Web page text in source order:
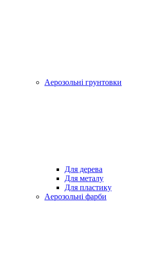
Аерозольні грунтовки
Для дерева
Для металу
Для пластику
Аерозольні фарби